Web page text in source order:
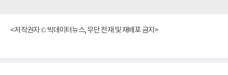
<저작권자 © 빅데이터뉴스, 무단 전재 및 재배포 금지>